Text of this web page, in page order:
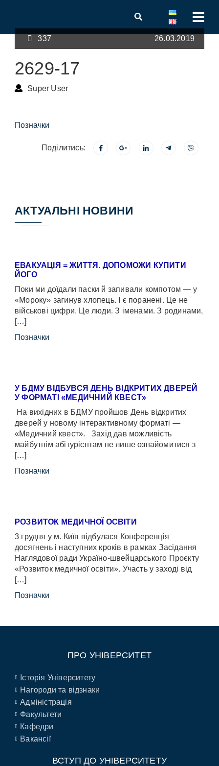
337 26.03.2019
2629-17
Super User
Позначки
Поділитись:
АКТУАЛЬНІ НОВИНИ
ЕВАКУАЦІЯ = ЖИТТЯ. ДОПОМОЖИ КУПИТИ
ЙОГО
Поки ми доїдали паски й запивали компотом — у
«Мороку» загинув хлопець. І є поранені. Це не
військові цифри. Це люди. З іменами. З родинами,
[…]
Позначки
У БДМУ ВІДБУВСЯ ДЕНЬ ВІДКРИТИХ ДВЕРЕЙ
У ФОРМАТІ «МЕДИЧНИЙ КВЕСТ»
На вихідних в БДМУ пройшов День відкритих
дверей у новому інтерактивному форматі —
«Медичний квест». Захід дав можливість
майбутнім абітурієнтам не лише ознайомитися з
[…]
Позначки
РОЗВИТОК МЕДИЧНОЇ ОСВІТИ
3 грудня у м. Київ відбулася Конференція
досягнень і наступних кроків в рамках Засідання
Наглядової ради Україно-швейцарського Проєкту
«Розвиток медичної освіти». Участь у заході від
[…]
Позначки
ПРО УНІВЕРСИТЕТ
Історія Університету
Нагороди та відзнаки
Адміністрація
Факультети
Кафедри
Вакансії
ВСТУП ДО УНІВЕРСИТЕТУ